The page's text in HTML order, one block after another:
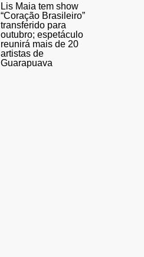
Lis Maia tem show
“Coração Brasileiro”
transferido para
outubro; espetáculo
reunirá mais de 20
artistas de
Guarapuava